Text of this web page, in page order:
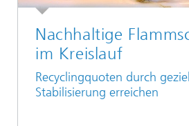
Nachhaltige
im Kreislauf
Recyclingquoten durch
Stabilisierung erreichen